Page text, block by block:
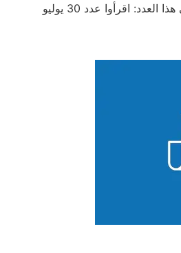
الصحة الوطنية المحلية. في هذا العدد: اقرأوا عدد 30 يوليو